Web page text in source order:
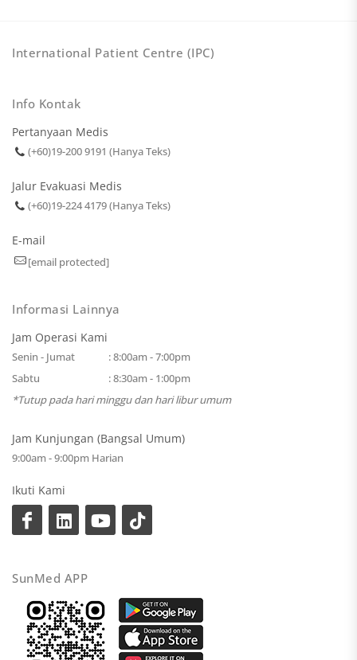
International Patient Centre (IPC)
Info Kontak
Pertanyaan Medis
(+60)19-200 9191 (Hanya Teks)
Jalur Evakuasi Medis
(+60)19-224 4179 (Hanya Teks)
E-mail
[email protected]
Informasi Lainnya
Jam Operasi Kami
Senin - Jumat
: 8:00am - 7:00pm
Sabtu
: 8:30am - 1:00pm
*Tutup pada hari minggu dan hari libur umum
Jam Kunjungan (Bangsal Umum)
9:00am - 9:00pm Harian
Ikuti Kami
SunMed APP